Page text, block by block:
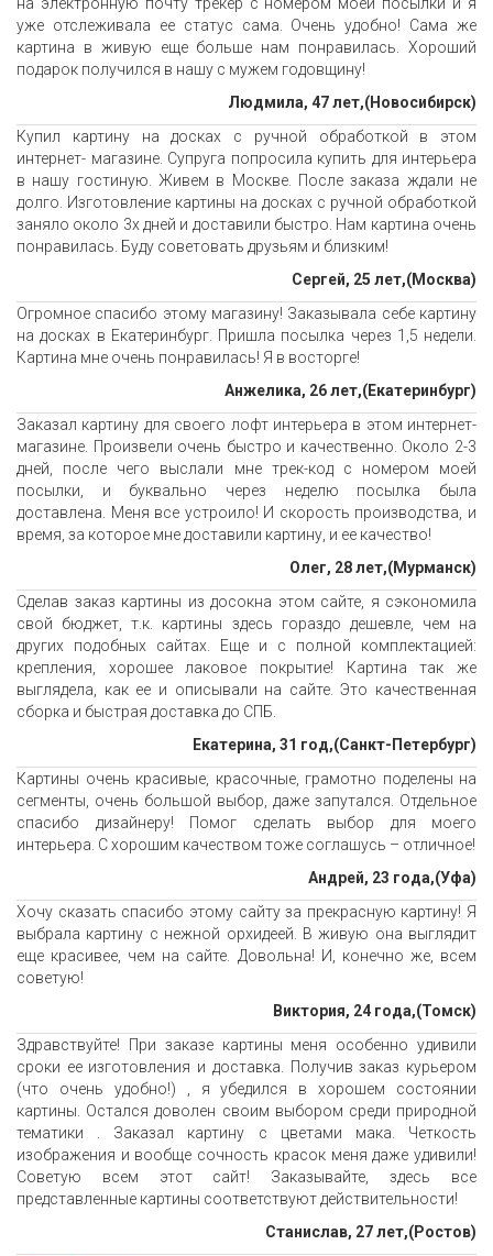
на электронную почту трекер с номером моей посылки и я
уже отслеживала ее статус сама. Очень удобно! Сама же
картина в живую еще больше нам понравилась. Хороший
подарок получился в нашу с мужем годовщину!
Людмила, 47 лет,(Новосибирск)
Купил картину на досках с ручной обработкой в этом
интернет- магазине. Супруга попросила купить для интерьера
в нашу гостиную. Живем в Москве. После заказа ждали не
долго. Изготовление картины на досках с ручной обработкой
заняло около 3х дней и доставили быстро. Нам картина очень
понравилась. Буду советовать друзьям и близким!
Сергей, 25 лет,(Москва)
Огромное спасибо этому магазину! Заказывала себе картину
на досках в Екатеринбург. Пришла посылка через 1,5 недели.
Картина мне очень понравилась! Я в восторге!
Анжелика, 26 лет,(Екатеринбург)
Заказал картину для своего лофт интерьера в этом интернет-
магазине. Произвели очень быстро и качественно. Около 2-3
дней, после чего выслали мне трек-код с номером моей
посылки, и буквально через неделю посылка была
доставлена. Меня все устроило! И скорость производства, и
время, за которое мне доставили картину, и ее качество!
Олег, 28 лет,(Мурманск)
Сделав заказ картины из досокна этом сайте, я сэкономила
свой бюджет, т.к. картины здесь гораздо дешевле, чем на
других подобных сайтах. Еще и с полной комплектацией:
крепления, хорошее лаковое покрытие! Картина так же
выглядела, как ее и описывали на сайте. Это качественная
сборка и быстрая доставка до СПБ.
Екатерина, 31 год,(Санкт-Петербург)
Картины очень красивые, красочные, грамотно поделены на
сегменты, очень большой выбор, даже запутался. Отдельное
спасибо дизайнеру! Помог сделать выбор для моего
интерьера. С хорошим качеством тоже соглашусь – отличное!
Андрей, 23 года,(Уфа)
Хочу сказать спасибо этому сайту за прекрасную картину! Я
выбрала картину с нежной орхидеей. В живую она выглядит
еще красивее, чем на сайте. Довольна! И, конечно же, всем
советую!
Виктория, 24 года,(Томск)
Здравствуйте! При заказе картины меня особенно удивили
сроки ее изготовления и доставка. Получив заказ курьером
(что очень удобно!) , я убедился в хорошем состоянии
картины. Остался доволен своим выбором среди природной
тематики . Заказал картину с цветами мака. Четкость
изображения и вообще сочность красок меня даже удивили!
Советую всем этот сайт! Заказывайте, здесь все
представленные картины соответствуют действительности!
Станислав, 27 лет,(Ростов)